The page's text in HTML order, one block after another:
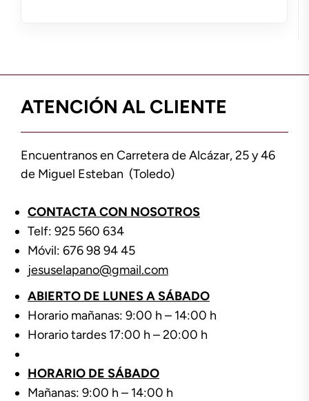
ATENCIÓN AL CLIENTE
Encuentranos en Carretera de Alcázar, 25 y 46
de Miguel Esteban (Toledo)
CONTACTA CON NOSOTROS
Telf: 925 560 634
Móvil: 676 98 94 45
jesuselapano@gmail.com
ABIERTO DE LUNES A SÁBADO
Horario mañanas: 9:00 h – 14:00 h
Horario tardes 17:00 h – 20:00 h
HORARIO DE SÁBADO
Mañanas: 9:00 h – 14:00 h